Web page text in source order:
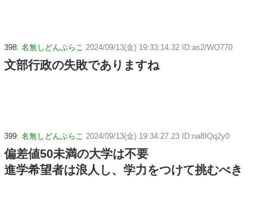
398: 名無しどんぶらこ 2024/09/13(金) 19:33:14.32 ID:as2/WO770
文部行政の失敗でありますね
399: 名無しどんぶらこ 2024/09/13(金) 19:34:27.23 ID:na8IQq2y0
偏差値50未満の大学は不要
進学希望者は浪人し、学力をつけて挑むべき